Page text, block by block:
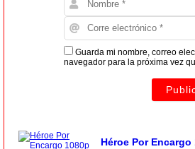
Guarda mi nombre, correo
navegador para la próxima vez
Héroe Por